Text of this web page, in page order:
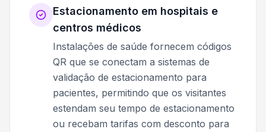
Estacionamento em hospitais e
centros médicos
Instalações de saúde fornecem códigos
QR que se conectam a sistemas de
validação de estacionamento para
pacientes, permitindo que os visitantes
estendam seu tempo de estacionamento
ou recebam tarifas com desconto para